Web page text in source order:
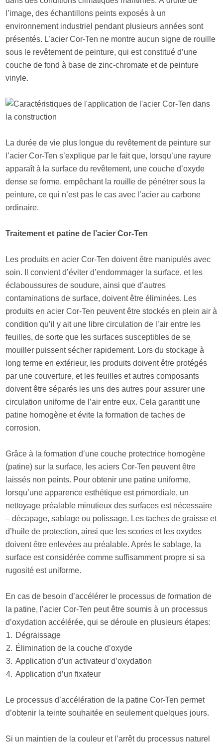
l’image, des échantillons peints exposés à un
environnement industriel pendant plusieurs années sont
présentés. L’acier Cor-Ten ne montre aucun signe de rouille
sous le revêtement de peinture, qui est constitué d’une
couche de fond à base de zinc-chromate et de peinture
vinyle.
La durée de vie plus longue du revêtement de peinture sur
l’acier Cor-Ten s’explique par le fait que, lorsqu’une rayure
apparaît à la surface du revêtement, une couche d’oxyde
dense se forme, empêchant la rouille de pénétrer sous la
peinture, ce qui n’est pas le cas avec l’acier au carbone
ordinaire.
Traitement et patine de l’acier Cor-Ten
Les produits en acier Cor-Ten doivent être manipulés avec
soin. Il convient d’éviter d’endommager la surface, et les
éclaboussures de soudure, ainsi que d’autres
contaminations de surface, doivent être éliminées. Les
produits en acier Cor-Ten peuvent être stockés en plein air à
condition qu’il y ait une libre circulation de l’air entre les
feuilles, de sorte que les surfaces susceptibles de se
mouiller puissent sécher rapidement. Lors du stockage à
long terme en extérieur, les produits doivent être protégés
par une couverture, et les feuilles et autres composants
doivent être séparés les uns des autres pour assurer une
circulation uniforme de l’air entre eux. Cela garantit une
patine homogène et évite la formation de taches de
corrosion.
Grâce à la formation d’une couche protectrice homogène
(patine) sur la surface, les aciers Cor-Ten peuvent être
laissés non peints. Pour obtenir une patine uniforme,
lorsqu’une apparence esthétique est primordiale, un
nettoyage préalable minutieux des surfaces est nécessaire
– décapage, sablage ou polissage. Les taches de graisse et
d’huile de protection, ainsi que les scories et les oxydes
doivent être enlevées au préalable. Après le sablage, la
surface est considérée comme suffisamment propre si sa
rugosité est uniforme.
En cas de besoin d’accélérer le processus de formation de
la patine, l’acier Cor-Ten peut être soumis à un processus
d’oxydation accélérée, qui se déroule en plusieurs étapes:
Dégraissage
Élimination de la couche d’oxyde
Application d’un activateur d’oxydation
Application d’un fixateur
Le processus d’accélération de la patine Cor-Ten permet
d’obtenir la teinte souhaitée en seulement quelques jours.
Si un maintien de la couleur et l’arrêt du processus naturel